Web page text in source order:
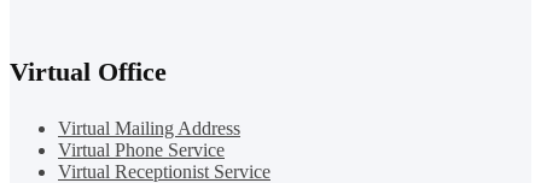
Virtual Office
Virtual Mailing Address
Virtual Phone Service
Virtual Receptionist Service